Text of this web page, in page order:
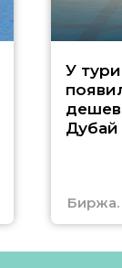
У
Дубай
Биржа.